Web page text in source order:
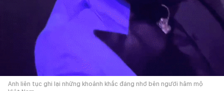
Anh liên tục ghi lại những khoảnh khắc đáng nhớ bên người hâm mộ